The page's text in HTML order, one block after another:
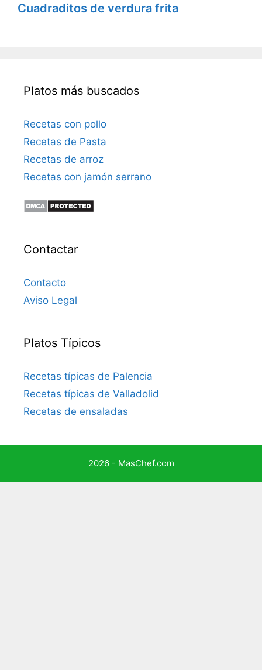
Cuadraditos de verdura frita
Platos más buscados
Recetas con pollo
Recetas de Pasta
Recetas de arroz
Recetas con jamón serrano
Contactar
Contacto
Aviso Legal
Platos Típicos
Recetas típicas de Palencia
Recetas típicas de Valladolid
Recetas de ensaladas
2026 - MasChef.com